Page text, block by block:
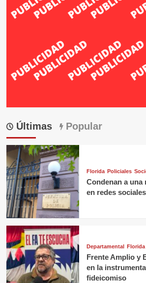
Últimas Popular
Florida Policiales
Condenan a una
en redes sociales
Departamental Florida
Frente Amplio y
en la
fideicomiso